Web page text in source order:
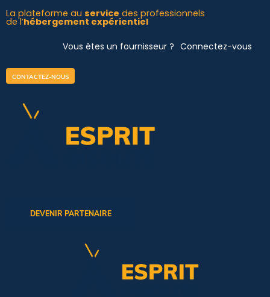
Aller
au
La plateforme au service des professionnels
de l’hébergement expérientiel
Vous êtes un fournisseur ? Connectez-vous
CONTACTEZ-NOUS
DEVENIR PARTENAIRE